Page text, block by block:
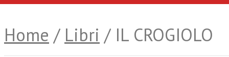
Home / Libri / IL CROGIOLO